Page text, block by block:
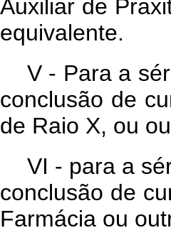
Auxiliar de
equivalente.
V - Para a
conclusão de
de Raio X, ou
VI - para a
conclusão de
Farmácia ou